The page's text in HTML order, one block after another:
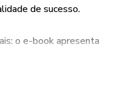
de sucesso.
o e-book apresenta
resultados, ajudando a